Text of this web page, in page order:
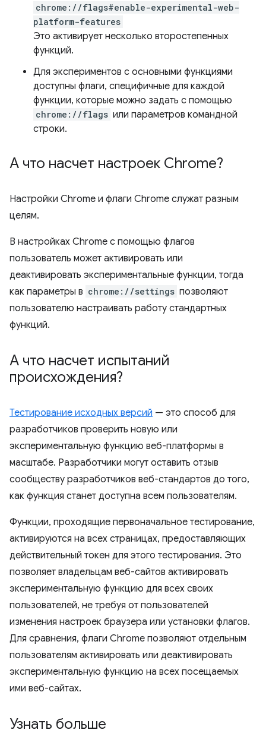
chrome://flags#enable-experimental-web-
platform-features
Это активирует несколько второстепенных
функций.
Для экспериментов с основными функциями
доступны флаги, специфичные для каждой
функции, которые можно задать с помощью
chrome://flags или параметров командной
строки.
А что насчет настроек Chrome?
Настройки Chrome и флаги Chrome служат разным
целям.
В настройках Chrome с помощью флагов
пользователь может активировать или
деактивировать экспериментальные функции, тогда
как параметры в chrome://settings позволяют
пользователю настраивать работу стандартных
функций.
А что насчет испытаний
происхождения?
Тестирование исходных версий — это способ для
разработчиков проверить новую или
экспериментальную функцию веб-платформы в
масштабе. Разработчики могут оставить отзыв
сообществу разработчиков веб-стандартов до того,
как функция станет доступна всем пользователям.
Функции, проходящие первоначальное тестирование,
активируются на всех страницах, предоставляющих
действительный токен для этого тестирования. Это
позволяет владельцам веб-сайтов активировать
экспериментальную функцию для всех своих
пользователей, не требуя от пользователей
изменения настроек браузера или установки флагов.
Для сравнения, флаги Chrome позволяют отдельным
пользователям активировать или деактивировать
экспериментальную функцию на всех посещаемых
ими веб-сайтах.
Узнать больше